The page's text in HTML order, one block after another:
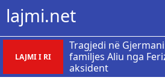
lajmi.net
LAJMI I RI
Tragjedi në
familjes Aliu nga
aksident